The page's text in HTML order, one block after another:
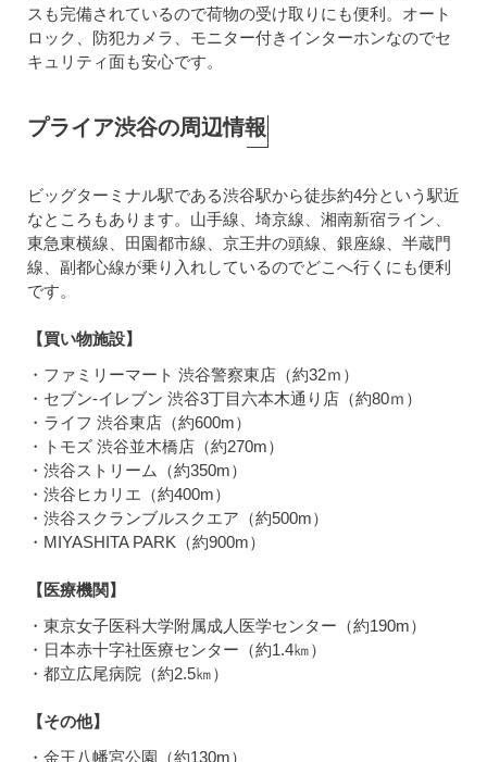
スも完備されているので荷物の受け取りにも便利。オート
ロック、防犯カメラ、モニター付きインターホンなのでセ
キュリティ面も安心です。
プライア渋谷の周辺情報
ビッグターミナル駅である渋谷駅から徒歩約4分という駅近
なところもあります。山手線、埼京線、湘南新宿ライン、
東急東横線、田園都市線、京王井の頭線、銀座線、半蔵門
線、副都心線が乗り入れしているのでどこへ行くにも便利
です。
【買い物施設】
・ファミリーマート 渋谷警察東店（約32ｍ）
・セブン‐イレブン 渋谷3丁目六本木通り店（約80ｍ）
・ライフ 渋谷東店（約600m）
・トモズ 渋谷並木橋店（約270m）
・渋谷ストリーム（約350m）
・渋谷ヒカリエ（約400m）
・渋谷スクランブルスクエア（約500m）
・MIYASHITA PARK（約900m）
【医療機関】
・東京女子医科大学附属成人医学センター（約190m）
・日本赤十字社医療センター（約1.4㎞）
・都立広尾病院（約2.5㎞）
【その他】
・金王八幡宮公園（約130m）